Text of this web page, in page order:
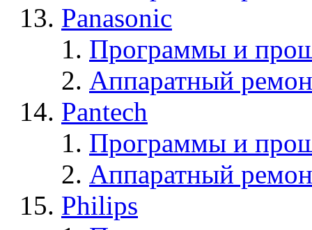
Panasonic
Программы и
Аппаратный
Pantech
Программы и
Аппаратный
Philips